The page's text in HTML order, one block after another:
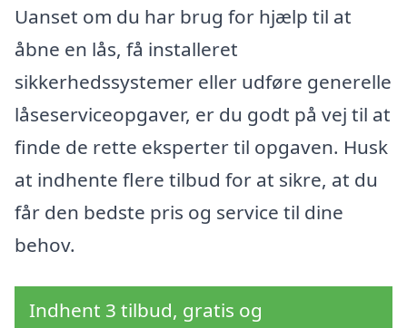
Uanset om du har brug for hjælp til at
åbne en lås, få installeret
sikkerhedssystemer eller udføre generelle
låseserviceopgaver, er du godt på vej til at
finde de rette eksperter til opgaven. Husk
at indhente flere tilbud for at sikre, at du
får den bedste pris og service til dine
behov.
Indhent 3 tilbud, gratis og